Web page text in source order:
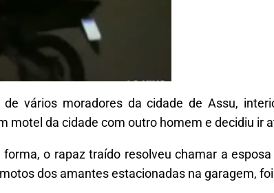
vários moradores da cidade de Assu,
motel da cidade com outro homem e decidiu ir
o rapaz traído resolveu chamar a
dos amantes estacionadas na garagem,